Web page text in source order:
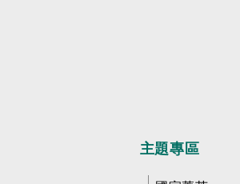
主題專區